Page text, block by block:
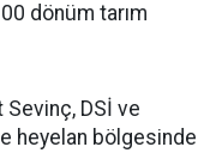
dönüm tarım
Sevinç, DSİ ve
heyelan bölgesinde